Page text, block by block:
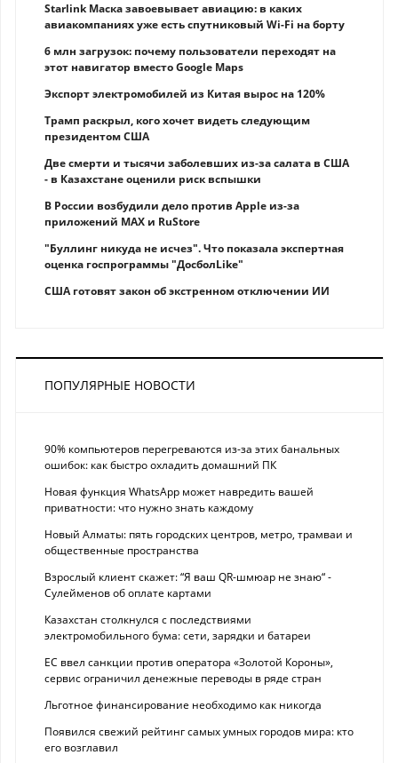
Starlink Маска завоевывает авиацию: в каких
авиакомпаниях уже есть спутниковый Wi-Fi на борту
6 млн загрузок: почему пользователи переходят на
этот навигатор вместо Google Maps
Экспорт электромобилей из Китая вырос на 120%
Трамп раскрыл, кого хочет видеть следующим
президентом США
Две смерти и тысячи заболевших из-за салата в США
- в Казахстане оценили риск вспышки
В России возбудили дело против Apple из-за
приложений MAX и RuStore
"Буллинг никуда не исчез". Что показала экспертная
оценка госпрограммы "ДосболLike"
США готовят закон об экстренном отключении ИИ
ПОПУЛЯРНЫЕ НОВОСТИ
90% компьютеров перегреваются из-за этих банальных
ошибок: как быстро охладить домашний ПК
Новая функция WhatsApp может навредить вашей
приватности: что нужно знать каждому
Новый Алматы: пять городских центров, метро, трамваи и
общественные пространства
Взрослый клиент скажет: “Я ваш QR-шмюар не знаю“ -
Сулейменов об оплате картами
Казахстан столкнулся с последствиями
электромобильного бума: сети, зарядки и батареи
ЕС ввел санкции против оператора «Золотой Короны»,
сервис ограничил денежные переводы в ряде стран
Льготное финансирование необходимо как никогда
Появился свежий рейтинг самых умных городов мира: кто
его возглавил